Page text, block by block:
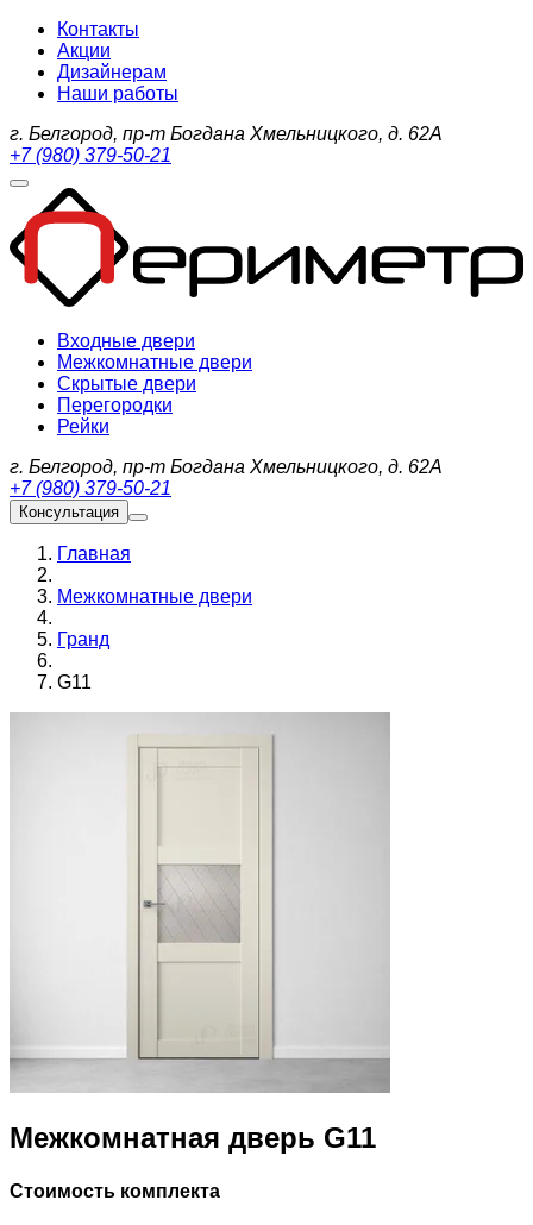
Контакты
Акции
Дизайнерам
Наши работы
г. Белгород, пр-т Богдана Хмельницкого, д. 62А
+7 (980) 379-50-21
Входные двери
Межкомнатные двери
Скрытые двери
Перегородки
Рейки
г. Белгород, пр-т Богдана Хмельницкого, д. 62А
+7 (980) 379-50-21
Консультация
Главная
Межкомнатные двери
Гранд
G11
Межкомнатная дверь G11
Стоимость комплекта